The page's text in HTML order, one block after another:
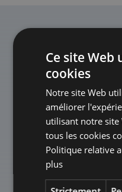
Produits
connexes
Afbeelding
climatique
Ce site Web
cookies
Notre site Web
améliorer
utilisant notre site
tous les cookies
Politique relative
plus